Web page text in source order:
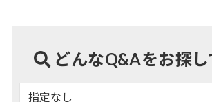
どんなQ&Aをお探し